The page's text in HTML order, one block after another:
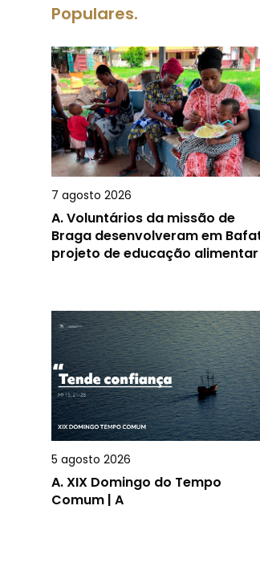
Populares.
7 agosto 2026
A.Voluntários da missão de
Braga desenvolveram em
projeto de educação alimentar
5 agosto 2026
A.XIX Domingo do Tempo
Comum | A